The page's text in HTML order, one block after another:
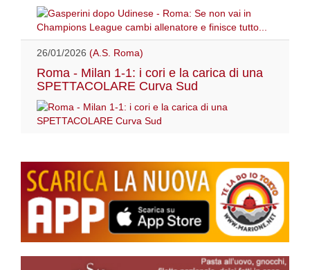
26/01/2026 (A.S. Roma)
Roma - Milan 1-1: i cori e la carica di una
SPETTACOLARE Curva Sud